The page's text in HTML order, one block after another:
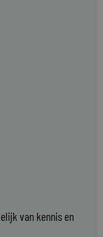
van kennis en